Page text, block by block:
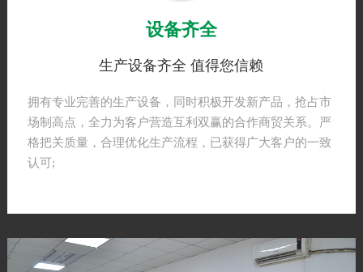
心生产，确保产品的品质;设备齐全
生产设备齐全 值得您信赖
拥有专业完善的生产设备，同时积极开发新产品，抢占市
场制高点，全力为客户营造互利双赢的合作商贸关系。严
格把关质量，合理优化生产流程，已获得广大客户的一致
认可;